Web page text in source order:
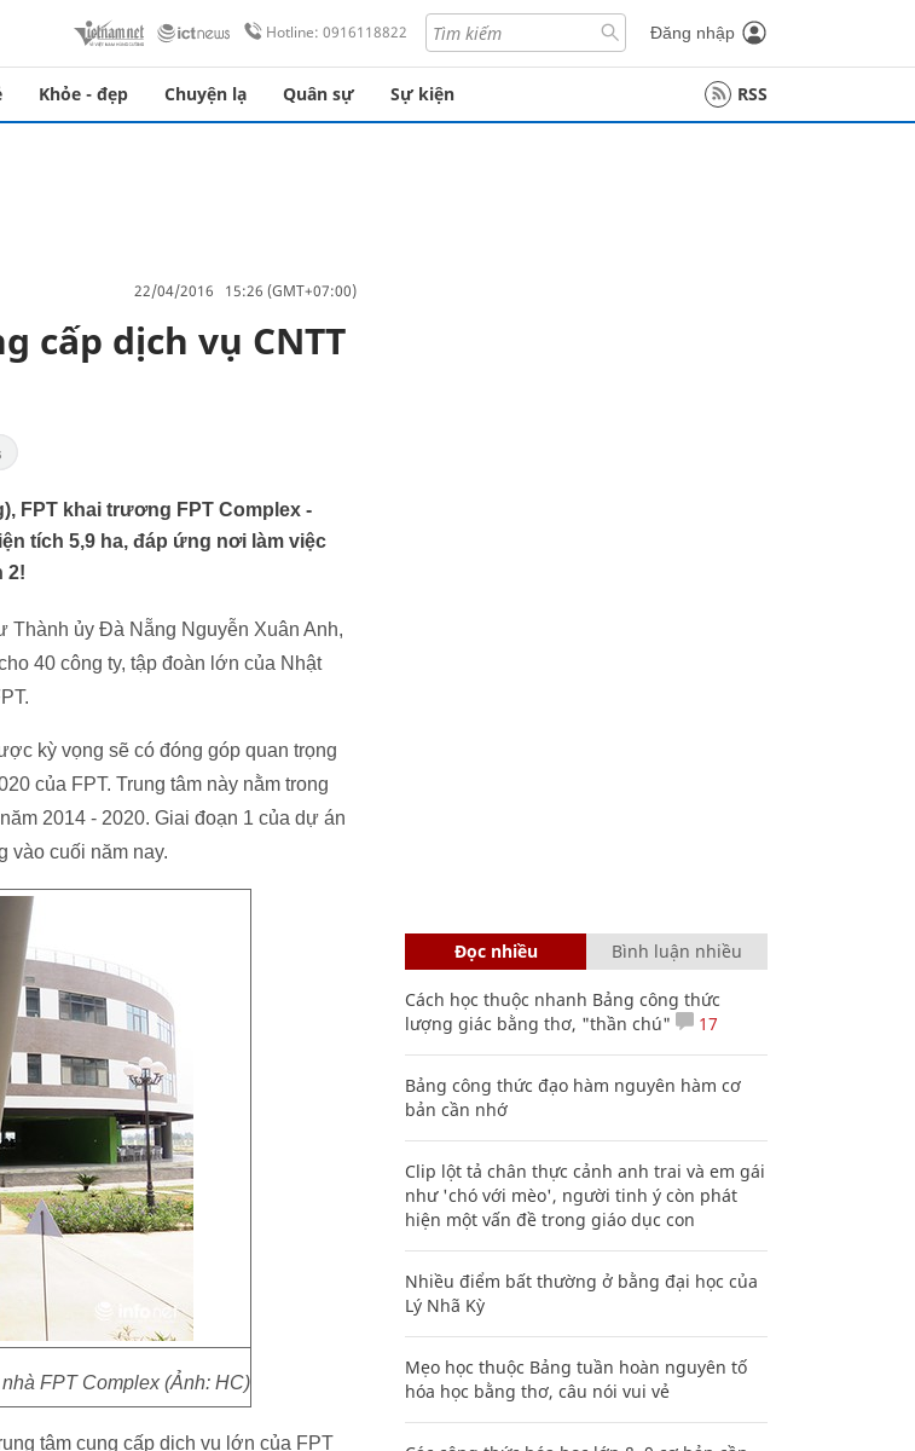
Hotline: 0916118822 Đăng nhập
Khỏe - đẹp Chuyện lạ Quân sự Sự kiện RSS
22/04/2016 15:26 (GMT+07:00)
cấp dịch vụ CNTT
FPT khai trương FPT Complex -
tích 5,9 ha, đáp ứng nơi làm việc
2!
ủy Đà Nẵng Nguyễn Xuân Anh,
40 công ty, tập đoàn lớn của Nhật
kỳ vọng sẽ có đóng góp quan trọng
của FPT. Trung tâm này nằm trong
2014 - 2020. Giai đoạn 1 của dự án
vào cuối năm nay.
FPT Complex (Ảnh: HC)
tâm cung cấp dịch vụ lớn của FPT
Đọc nhiều Bình luận nhiều
Cách học thuộc nhanh Bảng công thức
lượng giác bằng thơ, "thần chú"
17
Bảng công thức đạo hàm nguyên hàm cơ
bản cần nhớ
Clip lột tả chân thực cảnh anh trai và em gái
như 'chó với mèo', người tinh ý còn phát
hiện một vấn đề trong giáo dục con
Nhiều điểm bất thường ở bằng đại học của
Lý Nhã Kỳ
Mẹo học thuộc Bảng tuần hoàn nguyên tố
hóa học bằng thơ, câu nói vui vẻ